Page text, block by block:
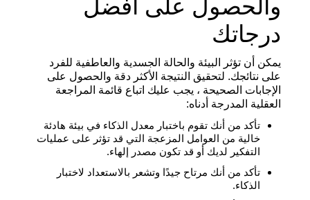
والحصول على أفضل
درجاتك
يمكن أن تؤثر البيئة والحالة الجسدية والعاطفية للفرد
على نتائجك. لتحقيق النتيجة الأكثر دقة والحصول على
الإجابات الصحيحة ، يجب عليك اتباع قائمة المراجعة
العقلية المدرجة أدناه:
تأكد من أنك تقوم باختبار معدل الذكاء في بيئة هادئة
خالية من العوامل المزعجة التي قد تؤثر على عمليات
التفكير لديك أو قد تكون مصدر إلهاء.
تأكد من أنك مرتاح جيدًا وتشعر بالاستعداد لاختبار
الذكاء.